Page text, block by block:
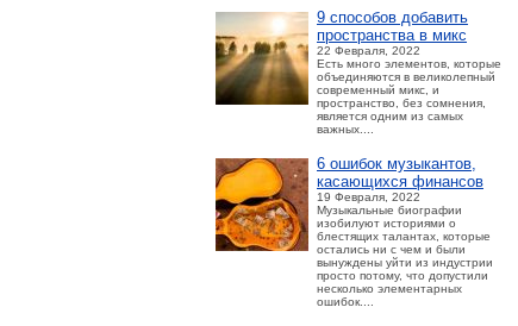
9 способов добавить
пространства в микс
22 Февраля, 2022
Есть много элементов, которые
объединяются в великолепный
современный микс, и
пространство, без сомнения,
является одним из самых
важных....
6 ошибок музыкантов,
касающихся финансов
19 Февраля, 2022
Музыкальные биографии
изобилуют историями о
блестящих талантах, которые
остались ни с чем и были
вынуждены уйти из индустрии
просто потому, что допустили
несколько элементарных
ошибок....